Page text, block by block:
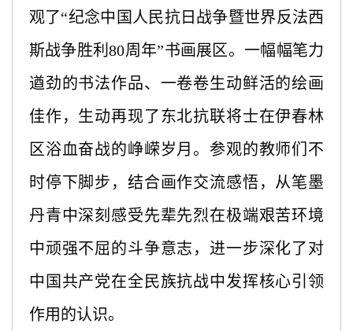
观了“纪念中国人民抗日战争暨世界反法西
斯战争胜利80周年”书画展区。一幅幅笔力
遒劲的书法作品、一卷卷生动鲜活的绘画
佳作，生动再现了东北抗联将士在伊春林
区浴血奋战的峥嵘岁月。参观的教师们不
时停下脚步，结合画作交流感悟，从笔墨
丹青中深刻感受先辈先烈在极端艰苦环境
中顽强不屈的斗争意志，进一步深化了对
中国共产党在全民族抗战中发挥核心引领
作用的认识。